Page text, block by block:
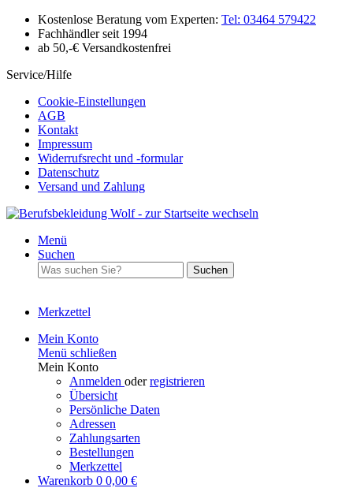
Kostenlose Beratung vom Experten: Tel: 03464 579422
Fachhändler seit 1994
ab 50,-€ Versandkostenfrei
Service/Hilfe
Cookie-Einstellungen
AGB
Kontakt
Impressum
Widerrufsrecht und -formular
Datenschutz
Versand und Zahlung
Menü
Suchen
Suchen
Merkzettel
Mein Konto
Menü schließen
Mein Konto
Anmelden oderregistrieren
Übersicht
Persönliche Daten
Adressen
Zahlungsarten
Bestellungen
Merkzettel
Warenkorb 0 0,00 €